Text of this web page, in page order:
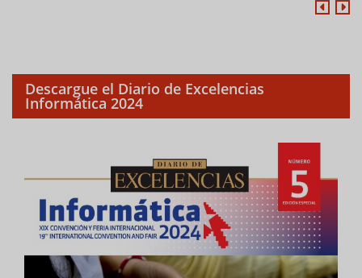
Descargue el Diario de Excelencias
Informática 2024